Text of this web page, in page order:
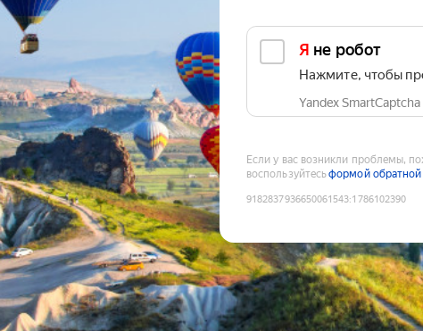
Я не робот
Нажмите, чтобы
Yandex SmartCaptcha
Если у вас возникли проблемы,
воспользуйтесьформой обратной
9182837936650061543:1786102390